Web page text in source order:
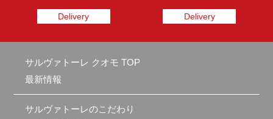
Delivery Delivery
サルヴァトーレ クオモ TOP
最新情報
サルヴァトーレのこだわり